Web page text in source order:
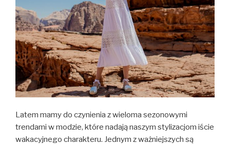
Latem mamy do czynienia z wieloma sezonowymi
trendami w modzie, które nadają naszym stylizacjom iście
wakacyjnego charakteru. Jednym z ważniejszych są